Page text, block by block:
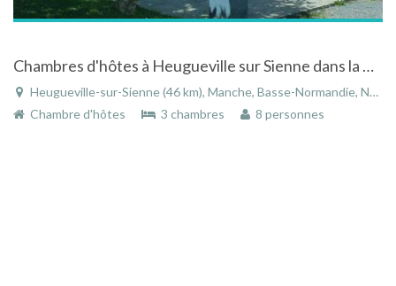
Chambres d'hôtes à Heugueville sur Sienne dans la Manche en Basse Normandie
Heugueville-sur-Sienne (46 km), Manche, Basse-Normandie, Normandie, France
Chambre d'hôtes
3 chambres 8 personnes